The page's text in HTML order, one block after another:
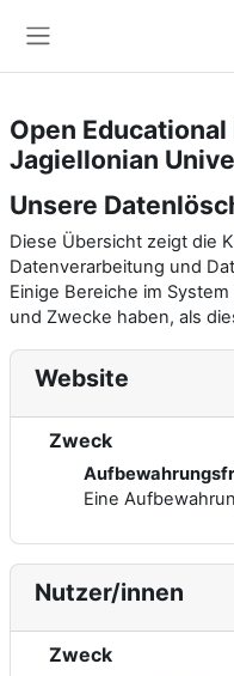
Open
Jagiellonian
Unsere
Diese Übersicht zeigt die
Datenverarbeitung und
Einige Bereiche im
und Zwecke haben, als
Website
Zweck
Eine
Nutzer/innen
Zweck